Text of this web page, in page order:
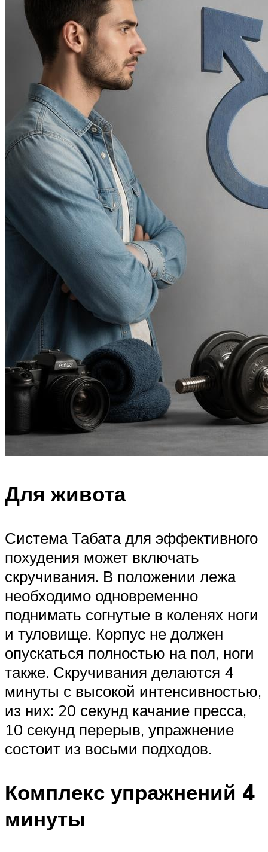
Для живота
Система Табата для эффективного
похудения может включать
скручивания. В положении лежа
необходимо одновременно
поднимать согнутые в коленях ноги
и туловище. Корпус не должен
опускаться полностью на пол, ноги
также. Скручивания делаются 4
минуты с высокой интенсивностью,
из них: 20 секунд качание пресса,
10 секунд перерыв, упражнение
состоит из восьми подходов.
Комплекс упражнений 4
минуты